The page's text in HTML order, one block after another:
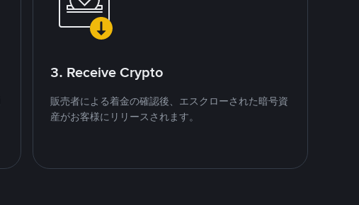
3. Receive Crypto
販売者による着金の確認後、エスクローされた暗号資
産がお客様にリリースされます。